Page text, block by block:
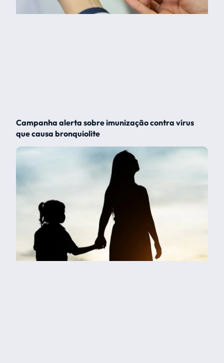
Campanha alerta sobre imunização contra vírus
que causa bronquiolite